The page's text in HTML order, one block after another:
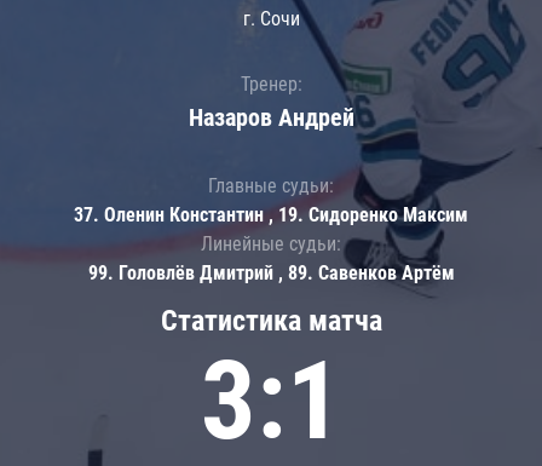
Статистика матча
3:1
г. Сочи
Тренер:
Назаров Андрей
Главные судьи:
37. Оленин Константин , 19. Сидоренко Максим
Линейные судьи:
99. Головлёв Дмитрий , 89. Савенков Артём